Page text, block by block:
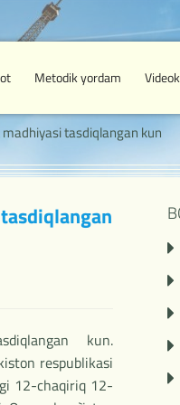
Metodik yordam
tasdiqlangan kun
kun.
respublikasi
12-chaqiriq 12-